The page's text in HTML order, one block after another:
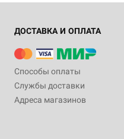
ДОСТАВКА И ОПЛАТА
Способы оплаты
Службы доставки
Адреса магазинов